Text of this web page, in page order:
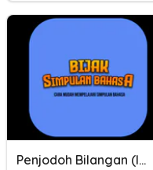
Penjodoh Bilangan (Inovasi PeBiDi A21)